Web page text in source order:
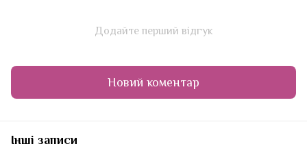
Додайте перший відгук
Новий коментар
Інші записи